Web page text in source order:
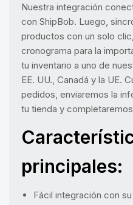
Nuestra integración
con ShipBob. Luego,
productos con un solo
cronograma para la
tu inventario a uno de
EE. UU., Canadá y la UE.
pedidos, enviaremos la
tu tienda y
principales:
Fácil integración con